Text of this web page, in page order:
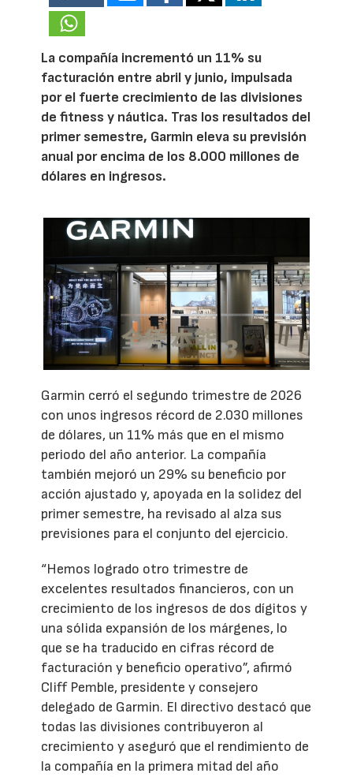
La compañía incrementó un 11% su
facturación entre abril y junio, impulsada
por el fuerte crecimiento de las divisiones
de fitness y náutica. Tras los resultados del
primer semestre, Garmin eleva su previsión
anual por encima de los 8.000 millones de
dólares en ingresos.
Garmin cerró el segundo trimestre de 2026
con unos ingresos récord de 2.030 millones
de dólares, un 11% más que en el mismo
periodo del año anterior. La compañía
también mejoró un 29% su beneficio por
acción ajustado y, apoyada en la solidez del
primer semestre, ha revisado al alza sus
previsiones para el conjunto del ejercicio.
“Hemos logrado otro trimestre de
excelentes resultados financieros, con un
crecimiento de los ingresos de dos dígitos y
una sólida expansión de los márgenes, lo
que se ha traducido en cifras récord de
facturación y beneficio operativo”, afirmó
Cliff Pemble, presidente y consejero
delegado de Garmin. El directivo destacó que
todas las divisiones contribuyeron al
crecimiento y aseguró que el rendimiento de
la compañía en la primera mitad del año